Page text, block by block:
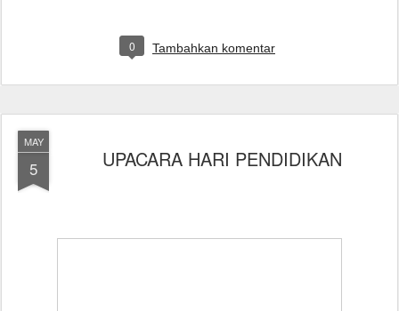
0 Tambahkan komentar
MAY
5 UPACARA HARI PENDIDIKAN